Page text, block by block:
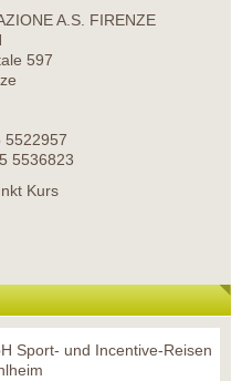
A.S. FIRENZE
597
5522957
5536823
Kurs
Sport- und Incentive-Reisen